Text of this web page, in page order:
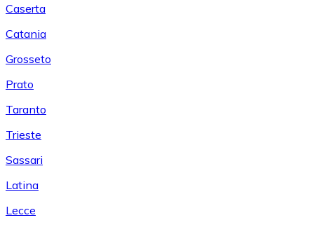
Caserta
Catania
Grosseto
Prato
Taranto
Trieste
Sassari
Latina
Lecce